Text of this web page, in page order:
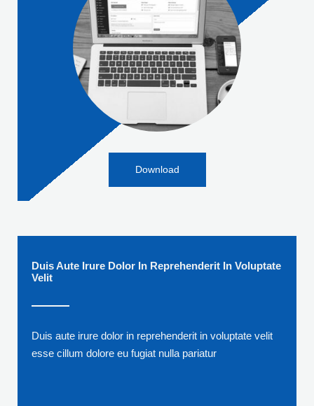
Download
Duis Aute Irure Dolor In Reprehenderit In Voluptate
Velit
Duis aute irure dolor in reprehenderit in voluptate velit
esse cillum dolore eu fugiat nulla pariatur